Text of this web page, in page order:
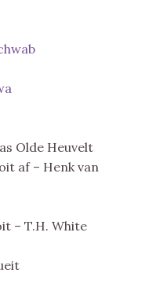
Olde Heuvelt
af – Henk van
– T.H. White